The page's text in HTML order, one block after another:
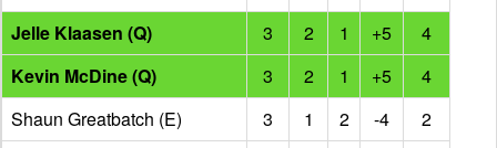
Jelle Klaasen (Q) 3 2 1 +5
4
Kevin McDine (Q)
3 2 1 +5
4
Shaun Greatbatch (E)
3 1 2 -4
2